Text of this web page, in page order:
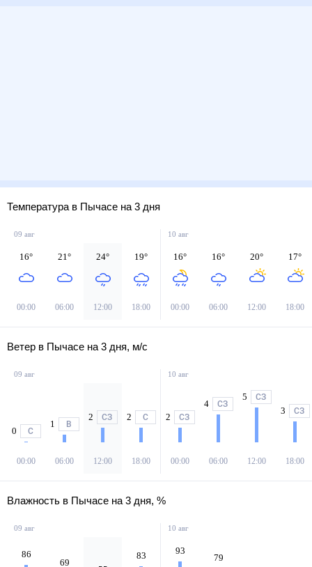
Температура в Пычасе на 3 дня
09 авг
16°
00:00
21°
06:00
24°
12:00
19°
18:00
10 авг
16°
00:00
16°
06:00
20°
12:00
17°
18:00
Ветер в Пычасе на 3 дня, м/с
09 авг
0 С
00:00
1 В
06:00
2 СЗ
12:00
2 С
18:00
10 авг
2 СЗ
00:00
4 СЗ
06:00
5 СЗ
12:00
3 СЗ
18:00
Влажность в Пычасе на 3 дня, %
09 авг
86
69
83
10 авг
93
79